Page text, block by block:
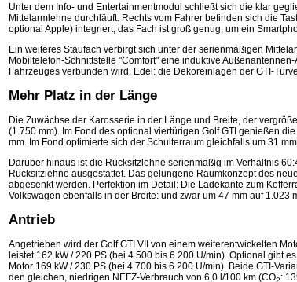
Unter dem Info- und Entertainmentmodul schließt sich die klar
Mittelarmlehne durchläuft. Rechts vom Fahrer befinden sich die
optional Apple) integriert; das Fach ist groß genug, um ein
Ein weiteres Staufach verbirgt sich unter der serienmäßigen
Mobiltelefon-Schnittstelle "Comfort" eine induktive
Fahrzeuges verbunden wird. Edel: die Dekoreinlagen der GTI-
Mehr Platz in der Länge
Die Zuwächse der Karosserie in der Länge und Breite, der
(1.750 mm). Im Fond des optional viertürigen Golf GTI genießen
mm. Im Fond optimierte sich der Schulterraum gleichfalls um 31
Darüber hinaus ist die Rücksitzlehne serienmäßig im Verhältnis
Rücksitzlehne ausgestattet. Das gelungene Raumkonzept des
abgesenkt werden. Perfektion im Detail: Die Ladekante zum
Volkswagen ebenfalls in der Breite: und zwar um 47 mm auf 1.023
Antrieb
Angetrieben wird der Golf GTI VII von einem weiterentwickelten
leistet 162 kW / 220 PS (bei 4.500 bis 6.200 U/min). Optional gibt
Motor 169 kW / 230 PS (bei 4.700 bis 6.200 U/min). Beide GTI-
den gleichen, niedrigen NEFZ-Verbrauch von 6,0 l/100 km (CO :